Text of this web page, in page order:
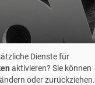
Dienste für
aktivieren? Sie können
oder zurückziehen.